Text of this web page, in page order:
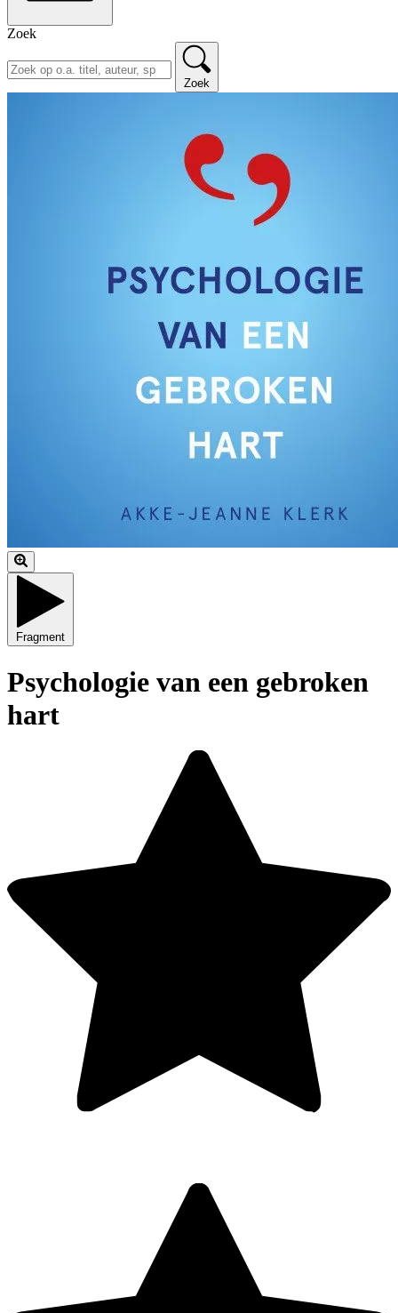
Zoek
Zoek
Fragment
Psychologie van een gebroken
hart